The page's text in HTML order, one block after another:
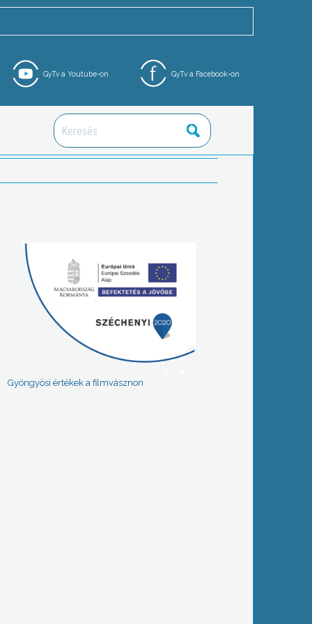
GyTv a Facebook-on
GyTv a Youtube-on
Gyöngyösi értékek a filmvásznon